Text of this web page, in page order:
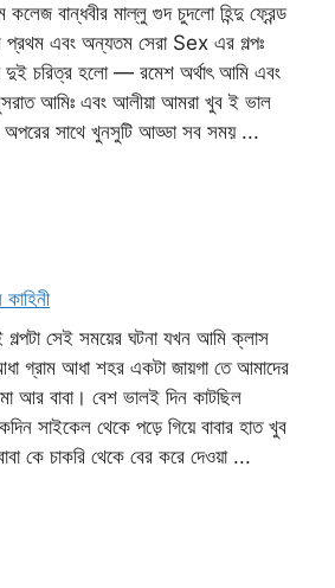
কলেজ বান্ধবীর মাল্লু গুদ চুদলো হিন্দু ফ্রেন্ড
এবং অন্যতম সেরা Sex এর গল্পঃ
দুই চরিত্র হলো — রমেশ অর্থাৎ আমি এবং
আমিঃ এবং আলীয়া আমরা খুব ই ভাল
সাথে খুনসুটি আড্ডা সব সময় ...
গল্পটা সেই সময়ের ঘটনা যখন আমি ক্লাস
গ্রাম আধা শহর একটা জায়গা তে আমাদের
আর বাবা। বেশ ভালই দিন কাটছিল
সাইকেল থেকে পড়ে গিয়ে বাবার হাত খুব
কে চাকরি থেকে বের করে দেওয়া ...